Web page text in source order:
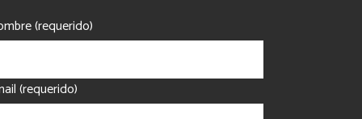
(requerido)
(requerido)